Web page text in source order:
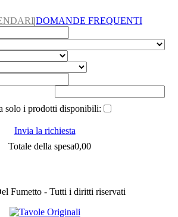
|DOMANDE FREQUENTI
solo i prodotti disponibili:
Totale della spesa0,00
Invia la richiesta
Fumetto - Tutti i diritti riservati